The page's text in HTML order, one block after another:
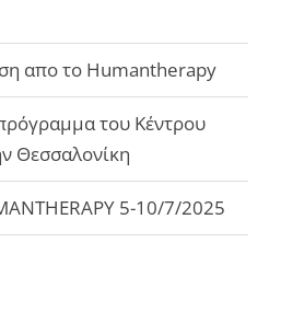
απο το Humantherapy
του Κέντρου
Θεσσαλονίκη
5-10/7/2025